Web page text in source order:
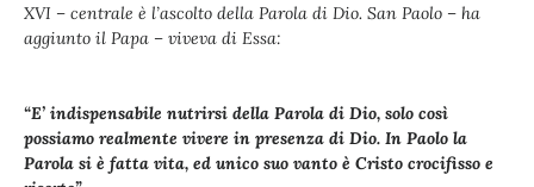
XVI – centrale è l’ascolto della Parola di Dio. San Paolo – ha
aggiunto il Papa – viveva di Essa:
“E’ indispensabile nutrirsi della Parola di Dio, solo così
possiamo realmente vivere in presenza di Dio. In Paolo la
Parola si è fatta vita, ed unico suo vanto è Cristo crocifisso e